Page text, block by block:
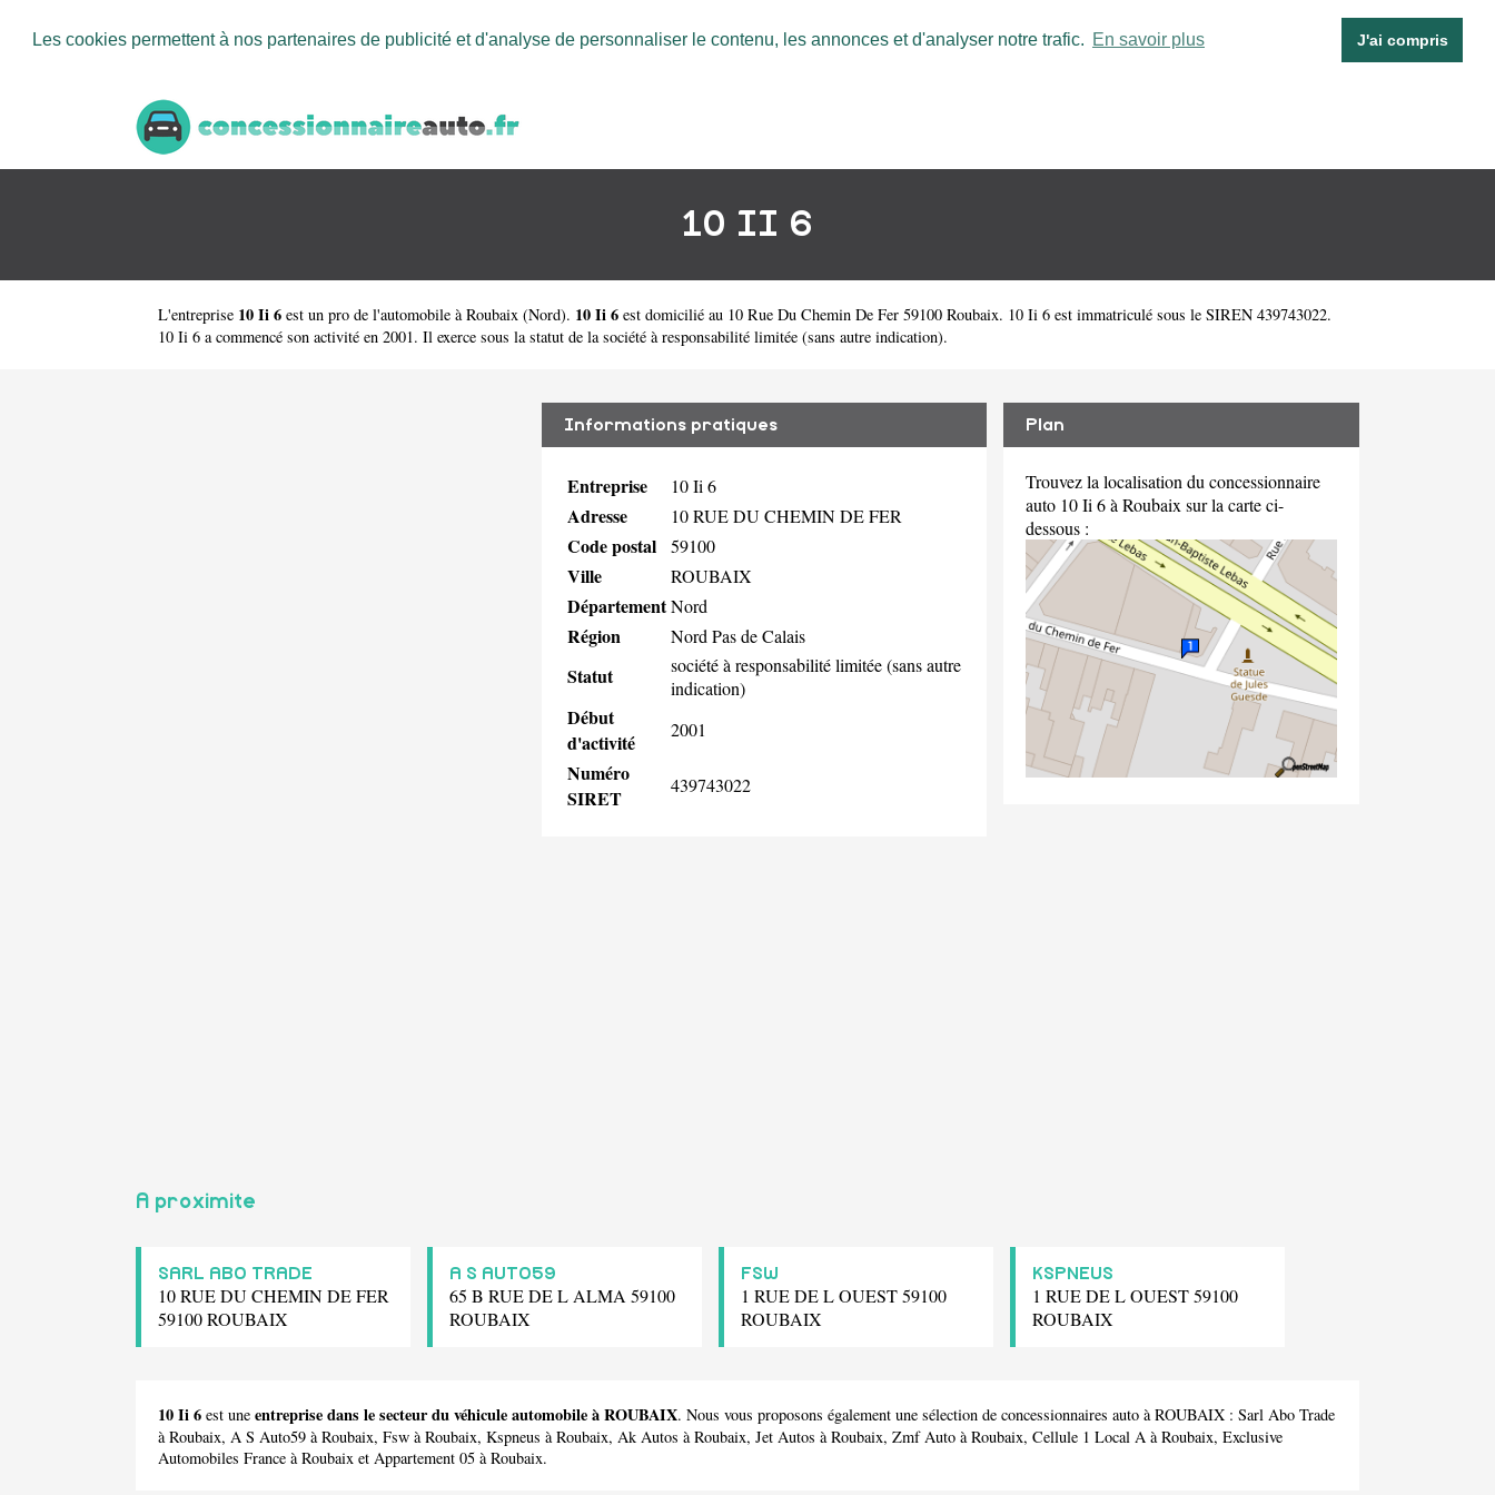
Les cookies permettent à nos partenaires de publicité et d'analyse de personnaliser le contenu, les annonces et d'analyser notre trafic. En savoir plus J'ai compris
10 II 6
L'entreprise 10 Ii 6 est un pro de l'automobile à Roubaix (Nord). 10 Ii 6 est domicilié au 10 Rue Du Chemin De Fer 59100 Roubaix. 10 Ii 6 est immatriculé sous le SIREN 439743022.
10 Ii 6 a commencé son activité en 2001. Il exerce sous la statut de la société à responsabilité limitée (sans autre indication).
Informations pratiques
Entreprise 10 Ii 6
Adresse 10 RUE DU CHEMIN DE FER
Code postal 59100
Ville ROUBAIX
DépartementNord
Région Nord Pas de Calais
Statut
société à responsabilité limitée (sans autre
indication)
Début
d'activité
2001
Numéro
SIRET
439743022
Plan
Trouvez la localisation du concessionnaire
auto 10 Ii 6 à Roubaix sur la carte ci-
dessous :
A proximite
SARL ABO TRADE
10 RUE DU CHEMIN DE FER
59100 ROUBAIX
A S AUTO59
65 B RUE DE L ALMA 59100
ROUBAIX
FSW
1 RUE DE L OUEST 59100
ROUBAIX
KSPNEUS
1 RUE DE L OUEST 59100
ROUBAIX
10 Ii 6 est une entreprise dans le secteur du véhicule automobile à ROUBAIX. Nous vous proposons également une sélection de concessionnaires auto à ROUBAIX : Sarl Abo Trade
à Roubaix, A S Auto59 à Roubaix, Fsw à Roubaix, Kspneus à Roubaix, Ak Autos à Roubaix, Jet Autos à Roubaix, Zmf Auto à Roubaix, Cellule 1 Local A à Roubaix, Exclusive
Automobiles France à Roubaix et Appartement 05 à Roubaix.